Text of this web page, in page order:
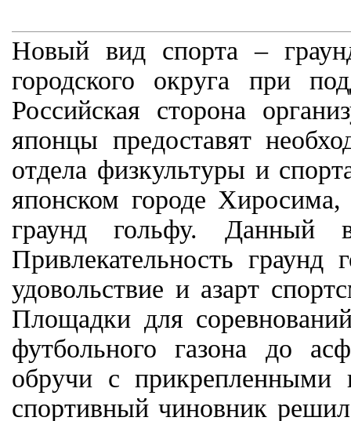
Новый вид спорта –
городского округа при
Российская сторона
японцы предоставят
отдела физкультуры и
японском городе
граунд гольфу. Данный
Привлекательность
удовольствие и азарт
Площадки для
футбольного газона до
обручи с
спортивный чиновник